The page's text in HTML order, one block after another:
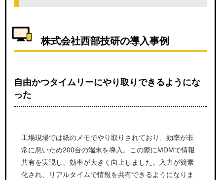
株式会社西部技研の導入事例
自由かつタイムリーにやり取りできるようにな
った
工場現場では紙のメモでやり取りされており、効率が非
常に悪いため200台の端末を導入。この際にMDMで情報
共有を実現し、効率が大きく向上しました。入力が簡素
化され、リアルタイムで情報を共有できるようになりま